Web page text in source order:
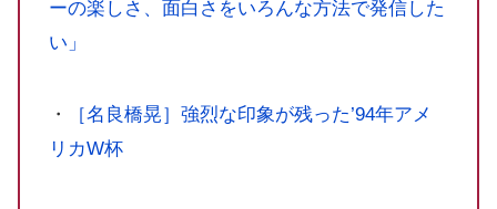
ーの楽しさ、面白さをいろんな方法で発信した
い」
・
［名良橋晃］強烈な印象が残った’94年アメ
リカW杯